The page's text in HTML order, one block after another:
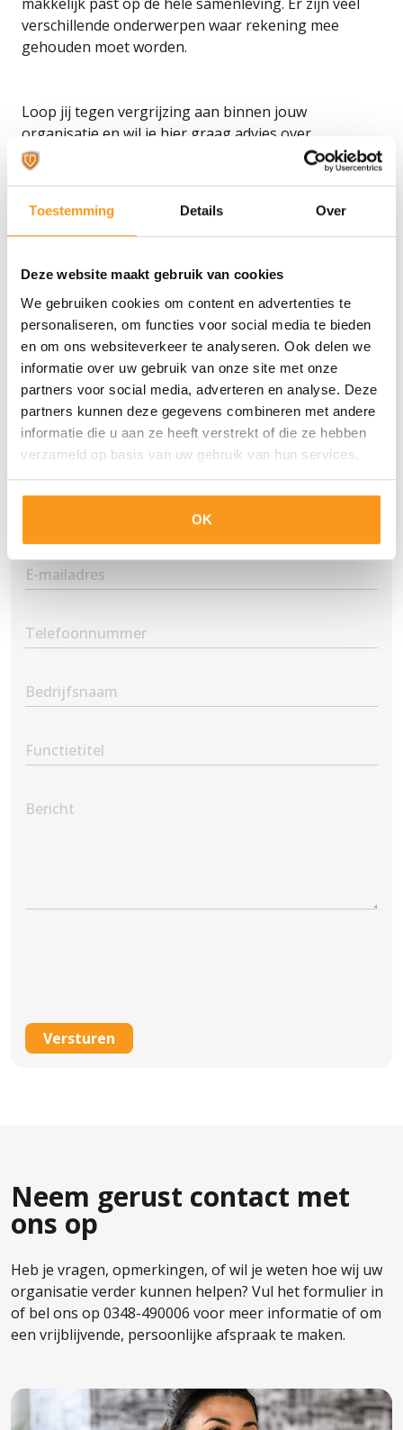
Toestemming Details Over
Deze website maakt gebruik van cookies
We gebruiken cookies om content en advertenties te
personaliseren, om functies voor social media te bieden
en om ons websiteverkeer te analyseren. Ook delen we
informatie over uw gebruik van onze site met onze
partners voor social media, adverteren en analyse. Deze
partners kunnen deze gegevens combineren met andere
informatie die u aan ze heeft verstrekt of die ze hebben
verzameld op basis van uw gebruik van hun services.
OK
verschillende onderwerpen waar rekening mee
gehouden moet worden.
Loop jij tegen vergrijzing aan binnen jouw
organisatie en wil je hier graag advies over
ontvangen? Neem dan contact met ons op via 0348
490006.
Ontvang de arbeidsmarktupdate
Blijf op de hoogte van wetgeving, trends en
flexibele inzet. Ongeveer 10x per jaar. Abonneer je
nu en blijf goed geïnformeerd.
Contact opnemen
First
Name(Vereist)
Email(Vereist)
Phone(Vereist)
Company
Name
Position
Message
Neem gerust contact met
ons op
Heb je vragen, opmerkingen, of wil je weten hoe wij uw
organisatie verder kunnen helpen? Vul het formulier in
of bel ons op 0348-490006 voor meer informatie of om
een vrijblijvende, persoonlijke afspraak te maken.